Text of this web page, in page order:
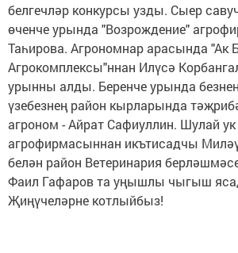
белгечләр конкурсы узды. Сыер
өченче урында "Возрождение"
Таһирова. Агрономнар арасында "Ак
Агрокомплексы"ннан Илүсә
урынны алды. Беренче урында безнең
үзебезнең район кырларында
агроном - Айрат Сафиуллин. Шулай ук
агрофирмасыннан икътисадчы
белән район Ветеринария
Фаил Гафаров та уңышлы чыгыш
Җиңүчеләрне котлыйбыз!